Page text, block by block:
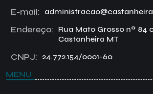
E-mail:
Endereço:
Rua Mato Grosso nº 84
Castanheira MT
CNPJ: 24.772.154/0001-60
MENU